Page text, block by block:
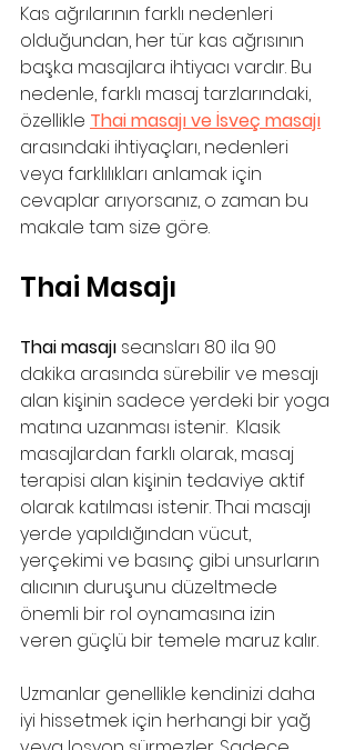
Kas ağrılarının farklı nedenleri
olduğundan, her tür kas ağrısının
başka masajlara ihtiyacı vardır. Bu
nedenle, farklı masaj tarzlarındaki,
özellikle Thai masajı ve İsveç masajı
arasındaki ihtiyaçları, nedenleri
veya farklılıkları anlamak için
cevaplar arıyorsanız, o zaman bu
makale tam size göre.
Thai Masajı
Thai masajı seansları 80 ila 90
dakika arasında sürebilir ve mesajı
alan kişinin sadece yerdeki bir yoga
matına uzanması istenir.  Klasik
masajlardan farklı olarak, masaj
terapisi alan kişinin tedaviye aktif
olarak katılması istenir. Thai masajı
yerde yapıldığından vücut,
yerçekimi ve basınç gibi unsurların
alıcının duruşunu düzeltmede
önemli bir rol oynamasına izin
veren güçlü bir temele maruz kalır.
Uzmanlar genellikle kendinizi daha
iyi hissetmek için herhangi bir yağ